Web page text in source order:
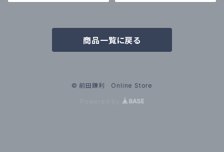
商品一覧に戻る
© 前田鎌利 Online Store